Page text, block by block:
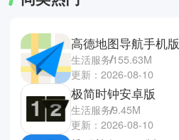
高德地图导航手机版
生活服务155.63M
更新：2026-08-10
极简时钟安卓版
生活服务9.45M
更新：2026-08-10